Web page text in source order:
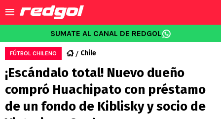
SUMATE AL CANAL DE REDGOL
FÚTBOL CHILENO Chile
¡Escándalo total! Nuevo dueño
compró Huachipato con préstamo
de un fondo de Kiblisky y socio de